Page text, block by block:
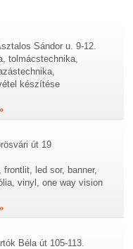
Sándor u. 9-12.
tolmácstechnika,
készítése
út 19
led sor, banner,
vinyl, one way vision
Béla út 105-113.